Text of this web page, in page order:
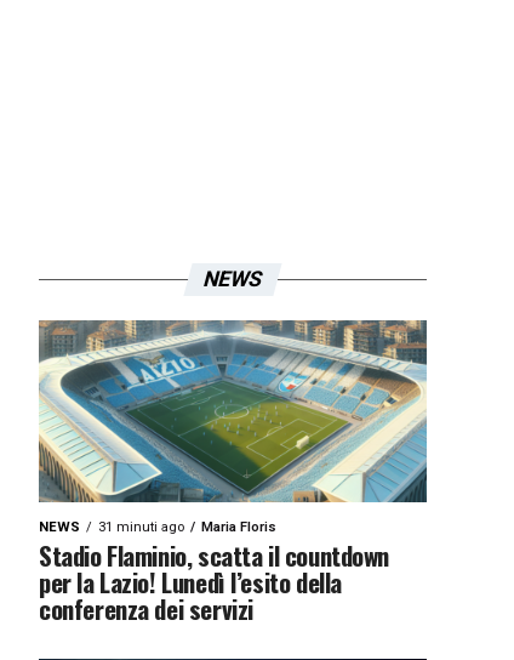
NEWS
NEWS 31 minuti ago Maria Floris
Stadio Flaminio, scatta il countdown
per la Lazio! Lunedì l’esito della
conferenza dei servizi